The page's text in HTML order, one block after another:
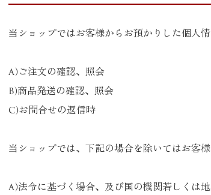
当ショップではお客様からお預かりした個人
a)ご注文の確認、照会
b)商品発送の確認、照会
c)お問合せの返信時
当ショップでは、下記の場合を除いてはお客
a)法令に基づく場合、及び国の機関若しくは